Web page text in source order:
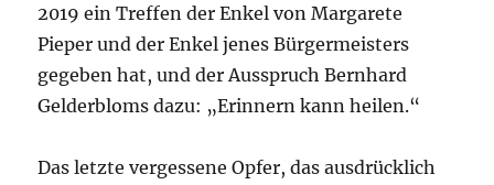
2019 ein Treffen der Enkel von Margarete
Pieper und der Enkel jenes Bürgermeisters
gegeben hat, und der Ausspruch Bernhard
Gelderbloms dazu: „Erinnern kann heilen.“
Das letzte vergessene Opfer, das ausdrücklich